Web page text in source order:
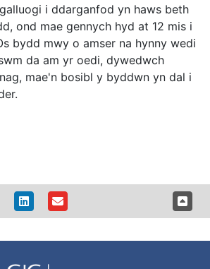
i ddarganfod yn haws beth
ond mae gennych hyd at 12 mis i
bydd mwy o amser na hynny wedi
da am yr oedi, dywedwch
mae'n bosibl y byddwn yn dal i